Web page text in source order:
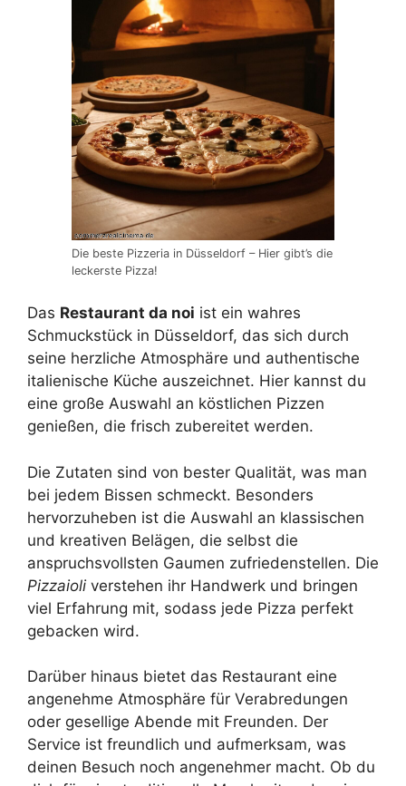
Die beste Pizzeria in Düsseldorf – Hier gibt’s die
leckerste Pizza!
Das Restaurant da noi ist ein wahres
Schmuckstück in Düsseldorf, das sich durch
seine herzliche Atmosphäre und authentische
italienische Küche auszeichnet. Hier kannst du
eine große Auswahl an köstlichen Pizzen
genießen, die frisch zubereitet werden.
Die Zutaten sind von bester Qualität, was man
bei jedem Bissen schmeckt. Besonders
hervorzuheben ist die Auswahl an klassischen
und kreativen Belägen, die selbst die
anspruchsvollsten Gaumen zufriedenstellen. Die
Pizzaioli verstehen ihr Handwerk und bringen
viel Erfahrung mit, sodass jede Pizza perfekt
gebacken wird.
Darüber hinaus bietet das Restaurant eine
angenehme Atmosphäre für Verabredungen
oder gesellige Abende mit Freunden. Der
Service ist freundlich und aufmerksam, was
deinen Besuch noch angenehmer macht. Ob du